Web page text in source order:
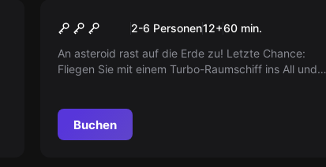
Space Escape
2-6 Personen12+60 min.
An asteroid rast auf die Erde zu! Letzte Chance:
Fliegen Sie mit einem Turbo-Raumschiff ins All und
Buchen